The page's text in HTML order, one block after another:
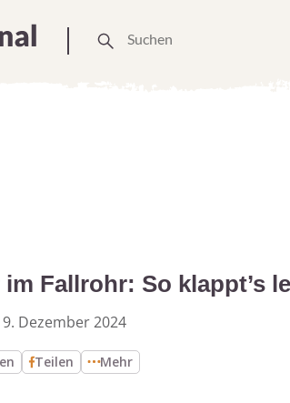
im Fallrohr: So klappt’s
9. Dezember 2024
Teilen Mehr